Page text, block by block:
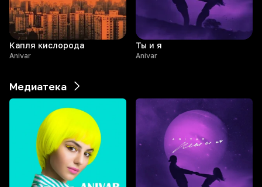
Капля кислорода
Anivar
Ты и я
Anivar
Медиатека